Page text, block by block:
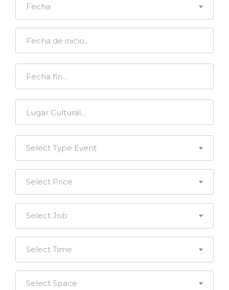
Fecha
Select Type Event
Select Price
Select Job
Select Time
Select Space